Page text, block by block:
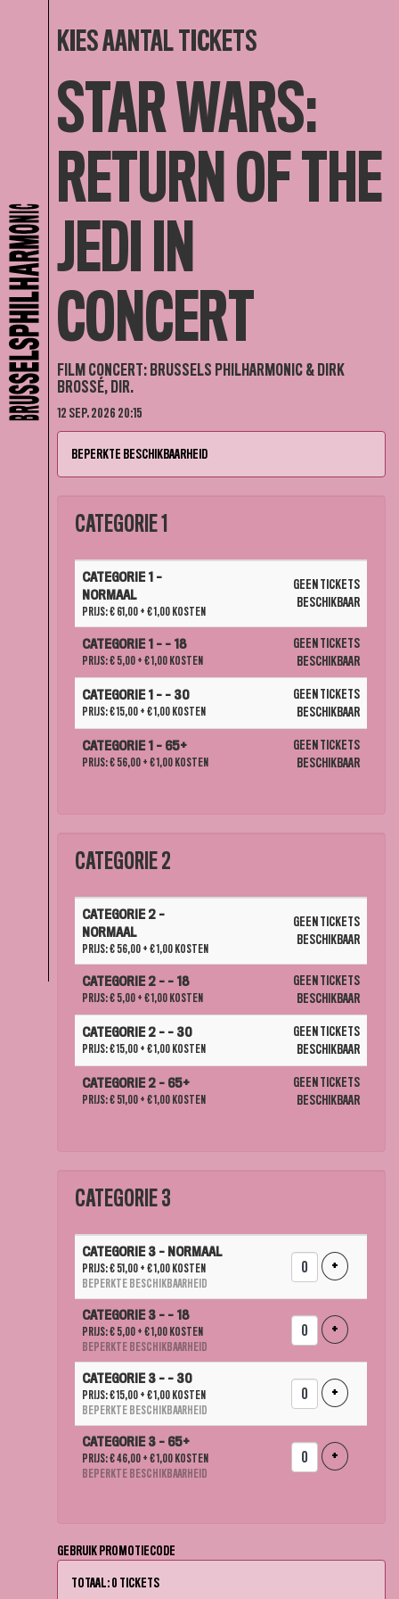
KIES AANTAL TICKETS
STAR WARS:
RETURN OF THE
JEDI IN
CONCERT
FILM CONCERT: BRUSSELS PHILHARMONIC & DIRK
BROSSÉ, DIR.
12 SEP. 2026 20:15
BEPERKTE BESCHIKBAARHEID
CATEGORIE 1
AANTAL
CATEGORIE 1 -
NORMAAL
PRIJS: € 61,00 + € 1,00 KOSTEN
GEEN TICKETS
BESCHIKBAAR
CATEGORIE 1 - - 18
PRIJS: € 5,00 + € 1,00 KOSTEN
GEEN TICKETS
BESCHIKBAAR
CATEGORIE 1 - - 30
PRIJS: € 15,00 + € 1,00 KOSTEN
GEEN TICKETS
BESCHIKBAAR
CATEGORIE 1 - 65+
PRIJS: € 56,00 + € 1,00 KOSTEN
GEEN TICKETS
BESCHIKBAAR
CATEGORIE 2
AANTAL
CATEGORIE 2 -
NORMAAL
PRIJS: € 56,00 + € 1,00 KOSTEN
GEEN TICKETS
BESCHIKBAAR
CATEGORIE 2 - - 18
PRIJS: € 5,00 + € 1,00 KOSTEN
GEEN TICKETS
BESCHIKBAAR
CATEGORIE 2 - - 30
PRIJS: € 15,00 + € 1,00 KOSTEN
GEEN TICKETS
BESCHIKBAAR
CATEGORIE 2 - 65+
PRIJS: € 51,00 + € 1,00 KOSTEN
GEEN TICKETS
BESCHIKBAAR
CATEGORIE 3
AANTAL
CATEGORIE 3 - NORMAAL
PRIJS: € 51,00 + € 1,00 KOSTEN
BEPERKTE BESCHIKBAARHEID
+ VOEG
CATEGORIE 3 - - 18
PRIJS: € 5,00 + € 1,00 KOSTEN
BEPERKTE BESCHIKBAARHEID
+ VOEG
CATEGORIE 3 - - 30
PRIJS: € 15,00 + € 1,00 KOSTEN
BEPERKTE BESCHIKBAARHEID
+ VOEG
CATEGORIE 3 - 65+
PRIJS: € 46,00 + € 1,00 KOSTEN
BEPERKTE BESCHIKBAARHEID
+ VOEG
GEBRUIK PROMOTIECODE
TOTAAL: 0 TICKETS